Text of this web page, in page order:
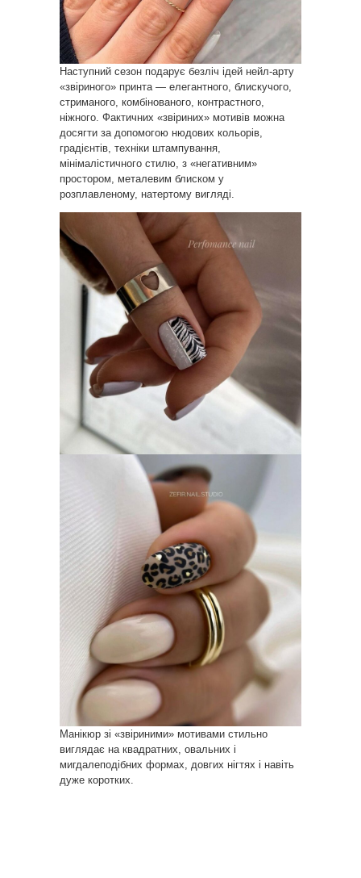
Наступний сезон подарує безліч ідей нейл-арту
«звіриного» принта — елегантного, блискучого,
стриманого, комбінованого, контрастного,
ніжного. Фактичних «звіриних» мотивів можна
досягти за допомогою нюдових кольорів,
градієнтів, техніки штампування,
мінімалістичного стилю, з «негативним»
простором, металевим блиском у
розплавленому, натертому вигляді.
Манікюр зі «звіриними» мотивами стильно
виглядає на квадратних, овальних і
мигдалеподібних формах, довгих нігтях і навіть
дуже коротких.